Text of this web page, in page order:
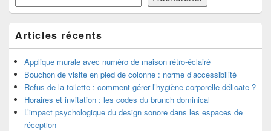
widget
pour
barre
latérale
Articles récents
Applique murale avec numéro de maison rétro-éclairé
Bouchon de visite en pied de colonne : norme d’accessibilité
Refus de la toilette : comment gérer l’hygiène corporelle délicate ?
Horaires et invitation : les codes du brunch dominical
L’impact psychologique du design sonore dans les espaces de
réception